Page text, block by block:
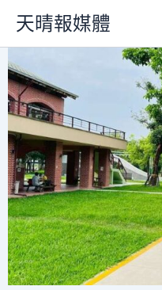
主
要
內
容
天晴報媒體